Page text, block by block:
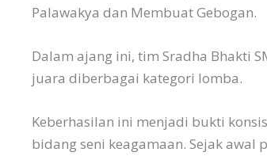
Palawakya dan Membuat Gebogan.
Dalam ajang ini, tim Sradha Bhakti
juara diberbagai kategori lomba.
Keberhasilan ini menjadi bukti
bidang seni keagamaan. Sejak